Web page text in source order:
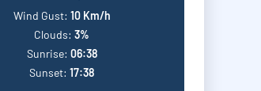
Wind Gust: 10 Km/h
Clouds: 3%
Sunrise: 06:38
Sunset: 17:38